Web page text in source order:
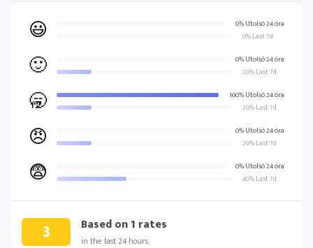
😃
0% Utolsó 24 óra
0% Last 7d
🙂
0% Utolsó 24 óra
20% Last 7d
🥱
100% Utolsó 24 óra
20% Last 7d
😠
0% Utolsó 24 óra
20% Last 7d
😨
0% Utolsó 24 óra
40% Last 7d
3 Based on1 rates
in the last 24 hours